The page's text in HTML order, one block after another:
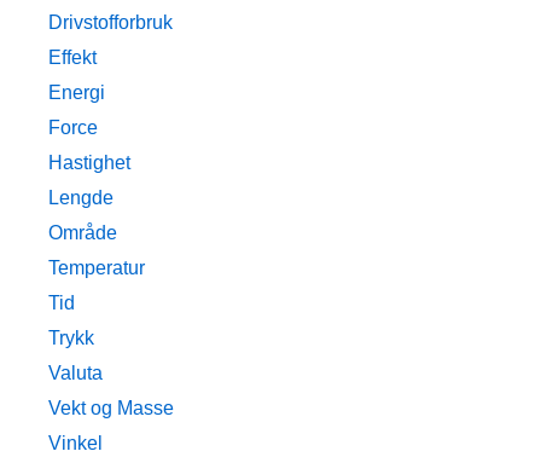
Drivstofforbruk
Effekt
Energi
Force
Hastighet
Lengde
Område
Temperatur
Tid
Trykk
Valuta
Vekt og Masse
Vinkel